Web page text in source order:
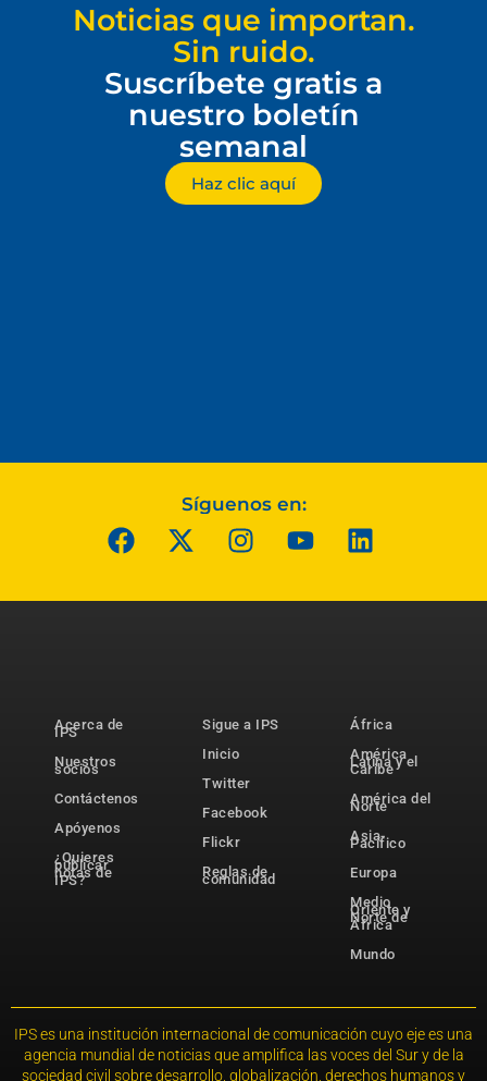
Noticias que importan.
Sin ruido.
Suscríbete gratis a
nuestro boletín
semanal
Haz clic aquí
Síguenos en:
Acerca de
IPS
Nuestros
socios
Contáctenos
Apóyenos
¿Quieres
publicar
notas de
IPS?
Sigue a IPS
Inicio
Twitter
Facebook
Flickr
Reglas de
comunidad
África
América
Latina y el
Caribe
América del
Norte
Asia-
Pacífico
Europa
Medio
Oriente y
Norte de
África
Mundo
IPS es una institución internacional de comunicación cuyo eje es una
agencia mundial de noticias que amplifica las voces del Sur y de la
sociedad civil sobre desarrollo, globalización, derechos humanos y